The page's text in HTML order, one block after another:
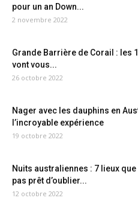
pour un an Down...
2 novembre 2022
Grande Barrière de Corail : les
vont vous...
26 octobre 2022
Nager avec les dauphins en
l’incroyable expérience
19 octobre 2022
Nuits australiennes : 7 lieux que
pas prêt d’oublier...
12 octobre 2022